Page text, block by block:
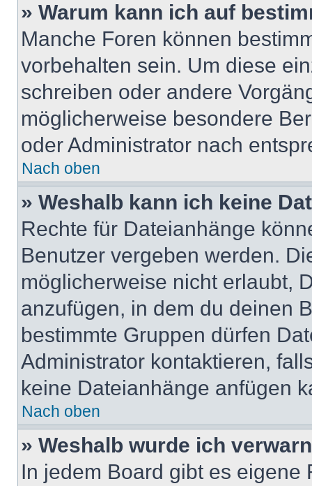
» Warum kann ich auf
Manche Foren können
vorbehalten sein. Um diese
schreiben oder andere
möglicherweise besondere
oder Administrator nach
Nach oben
» Weshalb kann ich keine
Rechte für Dateianhänge
Benutzer vergeben werden.
möglicherweise nicht erlaubt,
anzufügen, in dem du deinen
bestimmte Gruppen dürfen
Administrator kontaktieren,
keine Dateianhänge anfügen
Nach oben
» Weshalb wurde ich
In jedem Board gibt es